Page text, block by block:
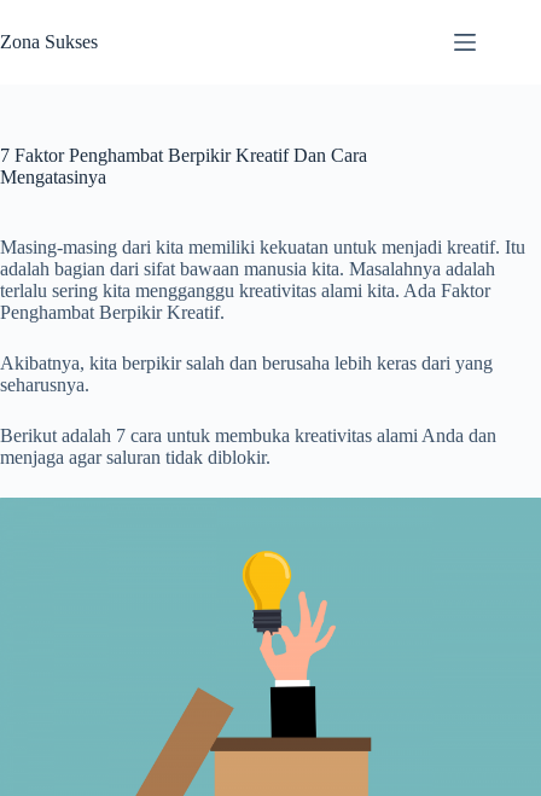
to
content
Zona Sukses
7 Faktor Penghambat Berpikir Kreatif Dan Cara
Mengatasinya
Masing-masing dari kita memiliki kekuatan untuk menjadi kreatif. Itu
adalah bagian dari sifat bawaan manusia kita. Masalahnya adalah
terlalu sering kita mengganggu kreativitas alami kita. Ada Faktor
Penghambat Berpikir Kreatif.
Akibatnya, kita berpikir salah dan berusaha lebih keras dari yang
seharusnya.
Berikut adalah 7 cara untuk membuka kreativitas alami Anda dan
menjaga agar saluran tidak diblokir.